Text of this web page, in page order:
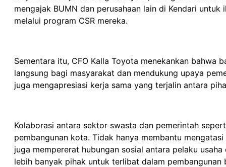
mengajak BUMN dan perusahaan lain di Kendari
melalui program CSR mereka.
Sementara itu, CFO Kalla Toyota menekankan bahwa
langsung bagi masyarakat dan mendukung upaya
juga mengapresiasi kerja sama yang terjalin antara
Kolaborasi antara sektor swasta dan pemerintah
pembangunan kota. Tidak hanya membantu
juga mempererat hubungan sosial antara pelaku
lebih banyak pihak untuk terlibat dalam pembangunan